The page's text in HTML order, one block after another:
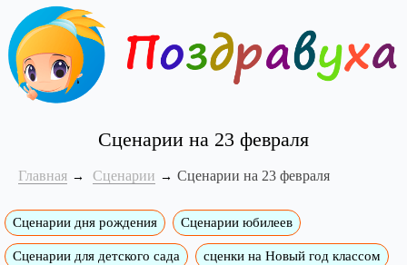
Сценарии на 23 февраля
Главная Сценарии Сценарии на 23 февраля
Сценарии дня рождения Сценарии юбилеев
Сценарии для детского сада сценки на Новый год классом